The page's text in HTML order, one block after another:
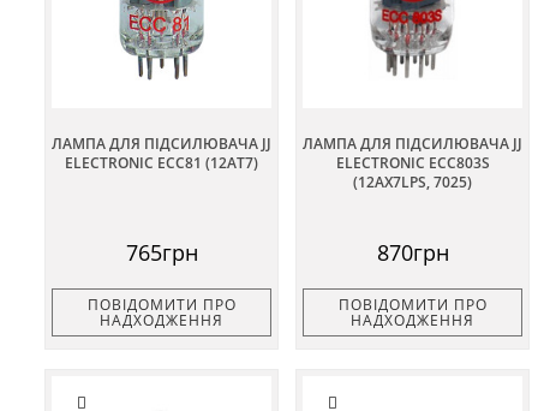
ЛАМПА ДЛЯ ПІДСИЛЮВАЧА JJ
ELECTRONIC ECC81 (12AT7)
765грн
ПОВІДОМИТИ ПРО
НАДХОДЖЕННЯ
ЛАМПА ДЛЯ ПІДСИЛЮВАЧА JJ
ELECTRONIC ECC803S
(12AX7LPS, 7025)
870грн
ПОВІДОМИТИ ПРО
НАДХОДЖЕННЯ